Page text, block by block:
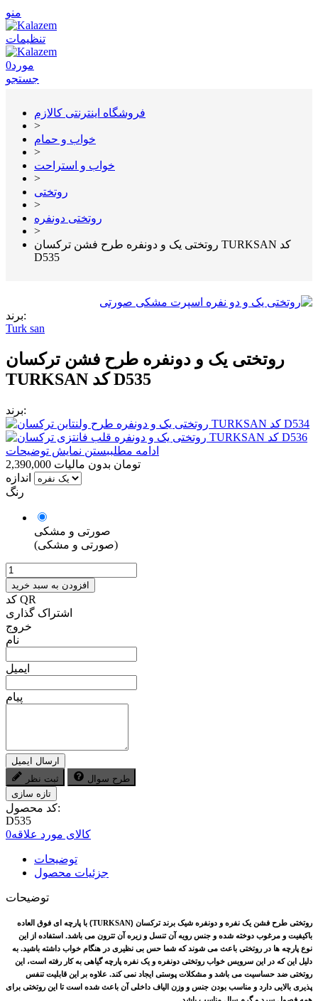
منو
تنظیمات
0مورد
جستجو
فروشگاه اینترنتی کالازم
>
خواب و حمام
>
خواب و استراحت
>
روتختی
>
روتختی دونفره
>
روتختی یک و دونفره طرح فشن ترکسان TURKSAN کد
D535
برند:
Turk san
روتختی یک و دونفره طرح فشن ترکسان
TURKSAN کد D535
برند:
ادامه مطلببستن نمایش توضیحات
2,390,000 تومان بدون مالیات
اندازه
رنگ
صورتی و مشکی
(صورتی و مشکی)
افزودن به سبد خرید
کد QR
اشتراک گذاری
خروج
نام
ایمیل
پیام
ارسال ایمیل
ثبت نظر
طرح سوال
کد محصول:
D535
کالای مورد علاقه0
توضیحات
جزئیات محصول
توضیحات
روتختی طرح فشن یک نفره و دونفره شیک برند ترکسان (
TURKSAN) با پارچه ای فوق العاده
باکیفیت و مرغوب دوخته شده و جنس رویه آن تنسل و زیره آن تترون می باشد. استفاده از این
نوع پارچه ها در روتختی باعث می شوند که شما حس بی نظیری در هنگام خواب داشته باشید. به
دلیل این که در این سرویس خواب روتختی دونفره و یک نفره پارچه گیاهی به کار رفته است، این
روتختی ضد حساسیت می باشد و مشکلات پوستی ایجاد نمی کند. علاوه بر این قابلیت تنفس
پذیری بالایی دارد و مناسب بودن جنس و وزن الیاف داخلی آن باعث شده است تا این روتختی برای